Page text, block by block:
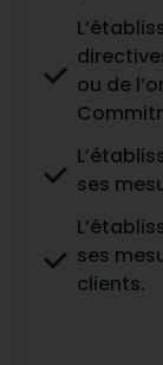
ou de
ses
ses
clients.